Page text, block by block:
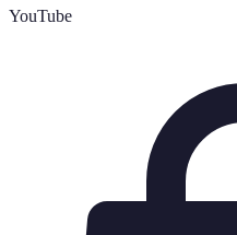
YouTube